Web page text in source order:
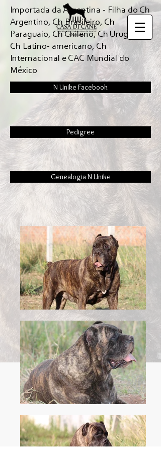
Importada da Argentina - Filha do Ch
Argentino, Ch Brasileiro, Ch
Paraguaio, Ch Chileno, Ch Uruguaio,
Ch Latino- americano, Ch
Internacional e CAC Mundial do
México
N Unike Facebook
Pedigree
Genealogia N Unike